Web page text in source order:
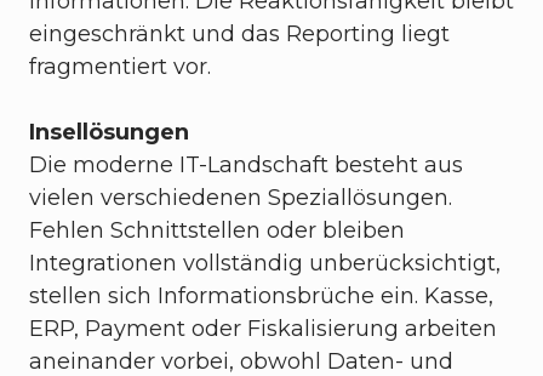
eingeschränkt und das Reporting liegt
fragmentiert vor.
Insellösungen
Die moderne IT-Landschaft besteht aus
vielen verschiedenen Speziallösungen.
Fehlen Schnittstellen oder bleiben
Integrationen vollständig unberücksichtigt,
stellen sich Informationsbrüche ein. Kasse,
ERP, Payment oder Fiskalisierung arbeiten
aneinander vorbei, obwohl Daten- und